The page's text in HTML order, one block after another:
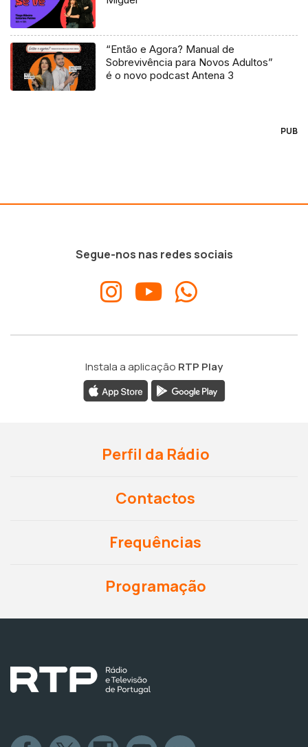
“Então e Agora? Manual de
Sobrevivência para Novos Adultos”
é o novo podcast Antena 3
PUB
Segue-nos nas redes sociais
Instala a aplicação RTP Play
Perfil da Rádio
Contactos
Frequências
Programação